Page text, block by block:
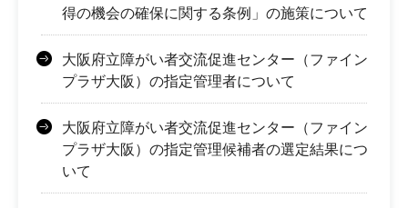
得の機会の確保に関する条例」の施策について
大阪府立障がい者交流促進センター（ファイン
プラザ大阪）の指定管理者について
大阪府立障がい者交流促進センター（ファイン
プラザ大阪）の指定管理候補者の選定結果につ
いて